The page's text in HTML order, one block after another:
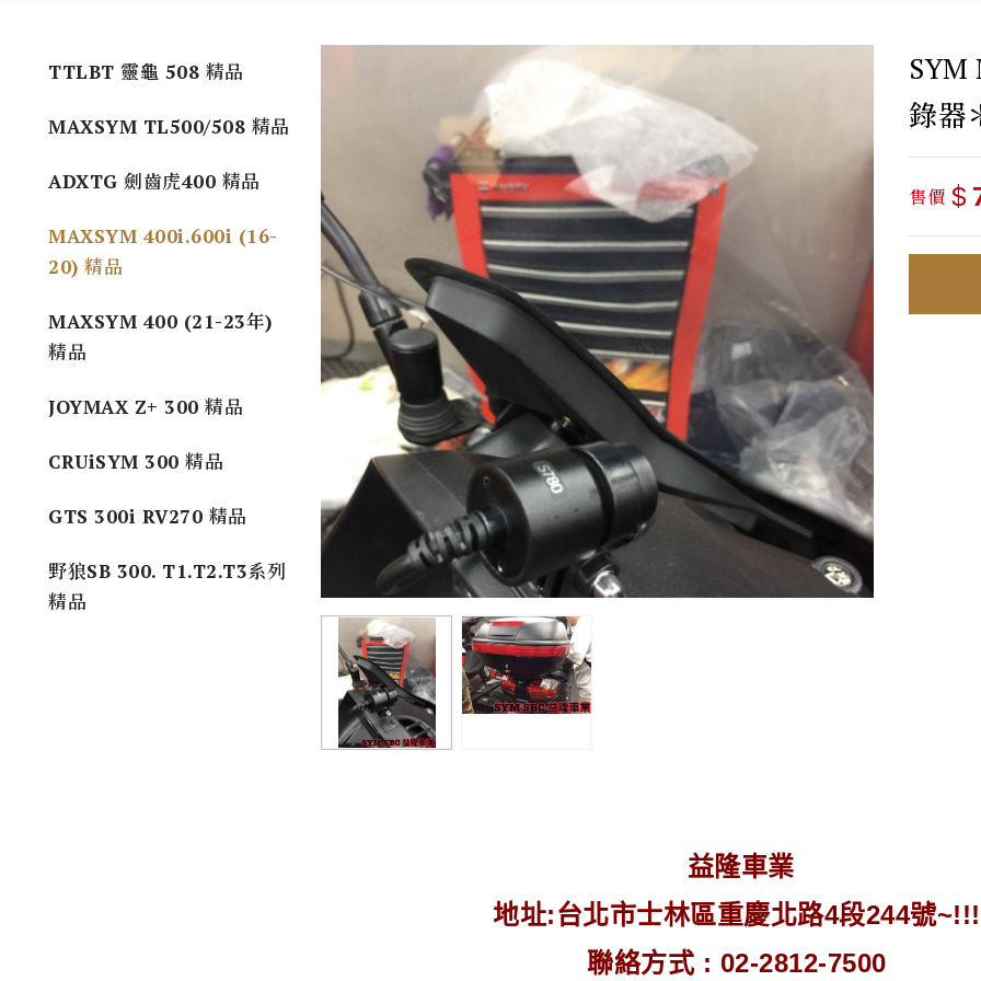
TTLBT 靈龜 508 精品
MAXSYM TL500/508 精品
ADXTG 劍齒虎400 精品
MAXSYM 400i.600i (16-
20) 精品
MAXSYM 400 (21-23年)
精品
JOYMAX Z+ 300 精品
CRUiSYM 300 精品
GTS 300i RV270 精品
野狼SB 300. T1.T2.T3系列
精品
錄器
售價 $
益隆車業
地址:台北市士林區重慶北路4段244號~!!!
聯絡方式 : 02-2812-7500